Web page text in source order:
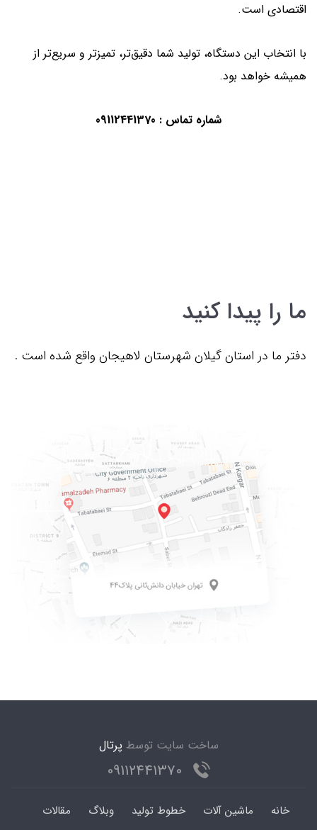
اقتصادی است.
با انتخاب این دستگاه، تولید شما دقیق‌تر، تمیزتر و سریع‌تر از
همیشه خواهد بود.
شماره تماس : 09112441370
ما را پیدا کنید
دفتر ما در استان گیلان شهرستان لاهیجان واقع شده است .
ساخت سایت توسط پرتال
خانه ماشین آلات خطوط تولید وبلاگ مقالات